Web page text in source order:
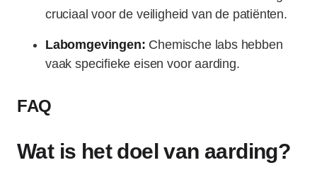
cruciaal voor de veiligheid van de patiënten.
Labomgevingen: Chemische labs hebben
vaak specifieke eisen voor aarding.
FAQ
Wat is het doel van aarding?